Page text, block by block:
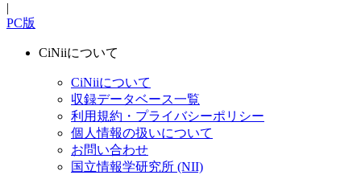
|
PC版
CiNiiについて
CiNiiについて
収録データベース一覧
利用規約・プライバシーポリシー
個人情報の扱いについて
お問い合わせ
国立情報学研究所 (NII)